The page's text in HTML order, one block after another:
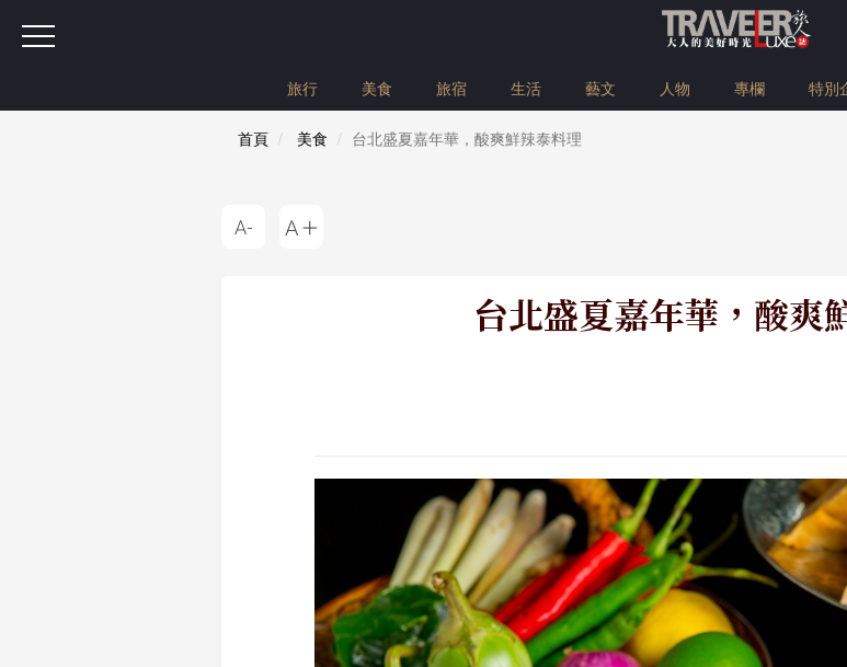
旅行 美食 旅宿 生活 藝文 人物 專欄 特別
首頁 美食 台北盛夏嘉年華，酸爽鮮辣泰料理
台北盛夏嘉年華，酸爽